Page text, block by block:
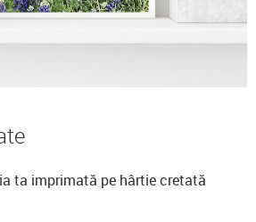
ta imprimată pe hârtie cretată